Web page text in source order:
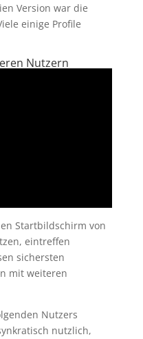
Version war die
einige Profile
Nutzern
Startbildschirm von
eintreffen
sichersten
mit weiteren
Nutzers
nutzlich,